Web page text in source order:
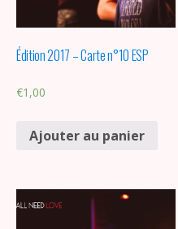
Édition 2017 – Carte n°10 ESP
€1,00
Ajouter au panier